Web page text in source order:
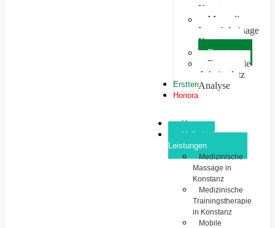
Konstanz
Manuelle
Lymphdrainage
Konstanz
Beratung
Ergonomie
Arbeitsplatz
Analyse
Ersttermin
Honorar
Home
Heilmittel
Leistungen
Medizinische
Massage in
Konstanz
Medizinische
Trainingstherapie
in Konstanz
Mobile